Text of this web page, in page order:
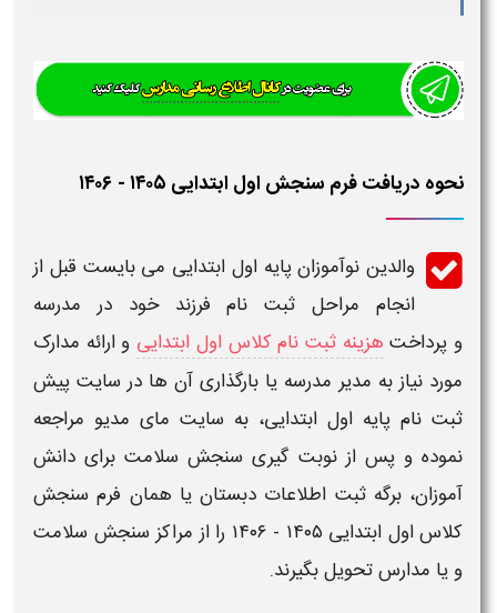
نحوه دریافت فرم سنجش اول ابتدایی ۱۴۰۵ - ۱۴۰۶
والدین نوآموزانپایه اول ابتدایی می بایست قبل از
انجام مراحل ثبت نام فرزند خود در مدرسه
و پرداخت هزینه ثبت نام کلاس اول ابتدایی و ارائه مدارک
مورد نیازبه مدیر مدرسه یا بارگذاری آن ها در سایت پیش
ثبت نام پایه اول ابتدایی، به سایت مای مدیو مراجعه
نموده و پس از نوبت گیری سنجش سلامت برای دانش
آموزان، برگه ثبت اطلاعات دبستان یا همان فرم سنجش
کلاس اول ابتدایی ۱۴۰۵ - ۱۴۰۶
را از مراکز سنجش سلامت
و یا مدارس تحویل بگیرند.